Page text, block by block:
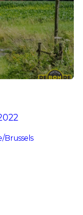
Brussels